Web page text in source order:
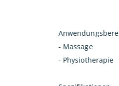
- Massage
- Physiotherapie